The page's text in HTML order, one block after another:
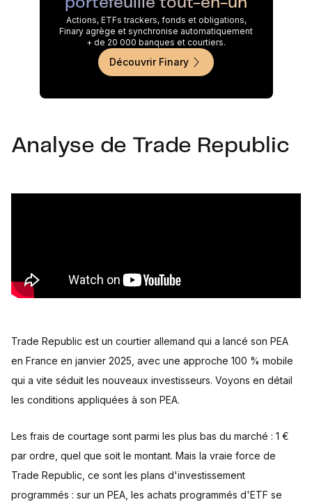
portefeuille tout-en-un
Actions, ETFs trackers, fonds et obligations,
Finary agrège et synchronise automatiquement
+ de 20 000 banques et courtiers.
Découvrir Finary
Analyse de Trade Republic
Trade Republic est un courtier allemand qui a lancé son PEA
en France en janvier 2025, avec une approche 100 % mobile
qui a vite séduit les nouveaux investisseurs. Voyons en détail
les conditions appliquées à son PEA.
Les frais de courtage sont parmi les plus bas du marché : 1 €
par ordre, quel que soit le montant. Mais la vraie force de
Trade Republic, ce sont les plans d'investissement
programmés : sur un PEA, les achats programmés d'ETF se